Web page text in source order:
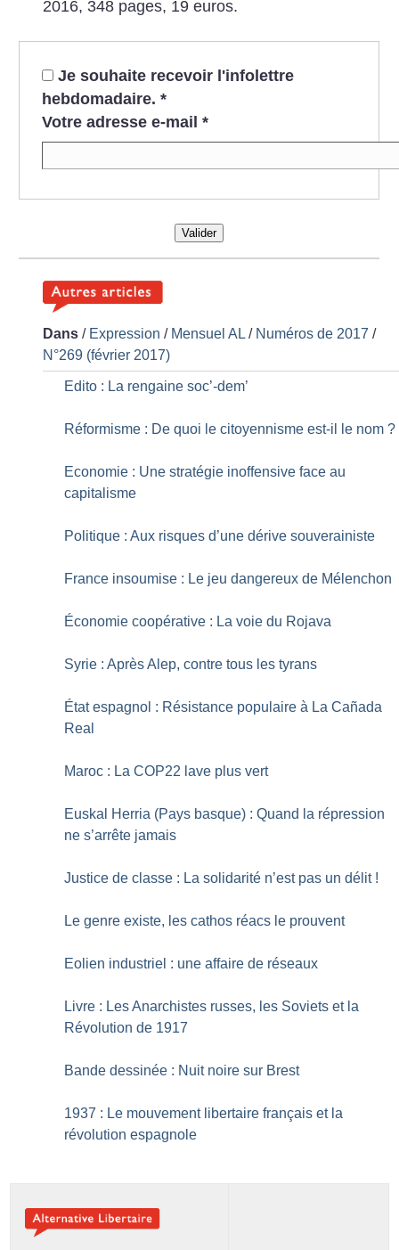
2016, 348 pages, 19 euros.
Je souhaite recevoir l'infolettre
hebdomadaire. *
Votre adresse e-mail *
Valider
Dans / Expression / Mensuel AL / Numéros de 2017 /
N°269 (février 2017)
Edito : La rengaine soc’-dem’
Réformisme : De quoi le citoyennisme est-il le nom ?
Economie : Une stratégie inoffensive face au
capitalisme
Politique : Aux risques d’une dérive souverainiste
France insoumise : Le jeu dangereux de Mélenchon
Économie coopérative : La voie du Rojava
Syrie : Après Alep, contre tous les tyrans
État espagnol : Résistance populaire à La Cañada
Real
Maroc : La COP22 lave plus vert
Euskal Herria (Pays basque) : Quand la répression
ne s’arrête jamais
Justice de classe : La solidarité n’est pas un délit !
Le genre existe, les cathos réacs le prouvent
Eolien industriel : une affaire de réseaux
Livre : Les Anarchistes russes, les Soviets et la
Révolution de 1917
Bande dessinée : Nuit noire sur Brest
1937 : Le mouvement libertaire français et la
révolution espagnole